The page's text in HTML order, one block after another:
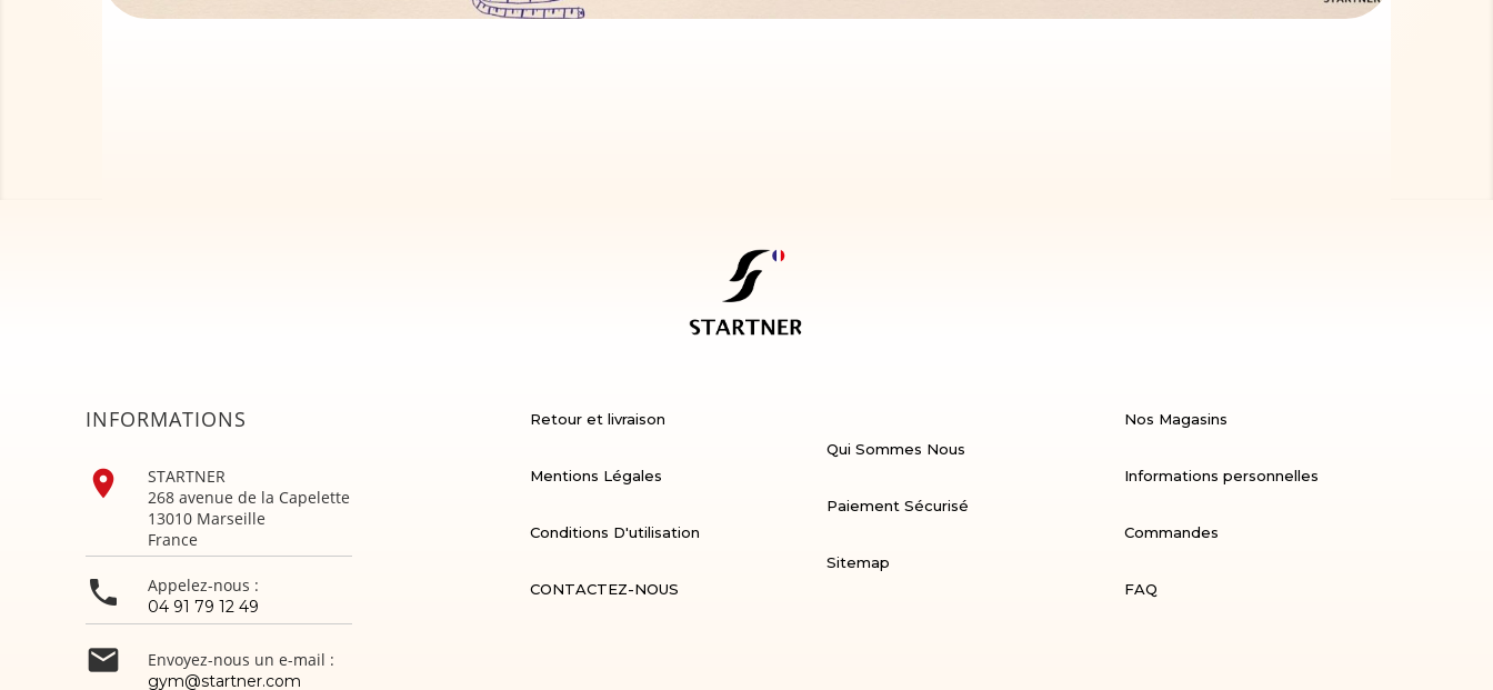
INFORMATIONS

STARTNER
268 avenue de la Capelette
13010 Marseille
France
 Appelez-nous :
04 91 79 12 49
 Envoyez-nous un e-mail :
gym@startner.com
Retour et livraison
Mentions Légales
Conditions D'utilisation
CONTACTEZ-NOUS
Qui Sommes Nous
Paiement Sécurisé
Sitemap
Nos Magasins
Informations personnelles
Commandes
FAQ